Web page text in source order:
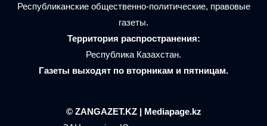
Республиканские общественно-политические, правовые
газеты.
Территория распространения:
Республика Казахстан.
Газеты выходят по вторникам и пятницам.
© ZANGAZET.KZ | Mediapage.kz